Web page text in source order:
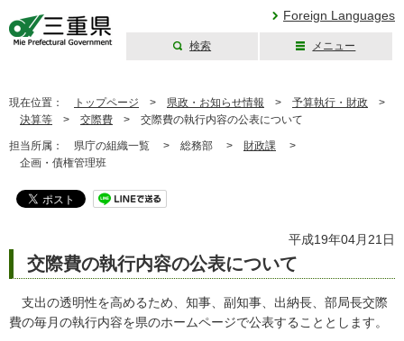
Foreign Languages
検索 メニュー
現在位置： トップページ > 県政・お知らせ情報 > 予算執行・財政 >
決算等 > 交際費 > 交際費の執行内容の公表について
担当所属： 県庁の組織一覧 > 総務部 > 財政課 >
企画・債権管理班
平成19年04月21日
交際費の執行内容の公表について
支出の透明性を高めるため、知事、副知事、出納長、部局長交際
費の毎月の執行内容を県のホームページで公表することとします。